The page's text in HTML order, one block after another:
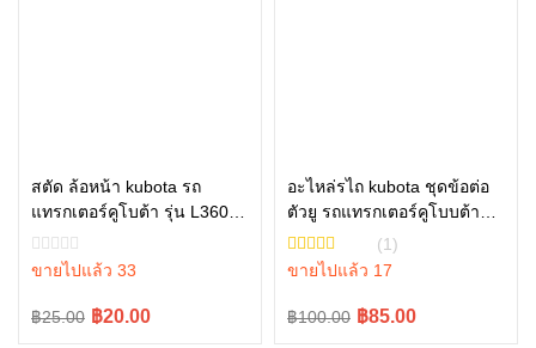
สตัด ล้อหน้า kubota รถ
แทรกเตอร์คูโบต้า รุ่น L3608,
L4018, L4508, L4708,
L5018 tc404-49160
ขายไปแล้ว 33
฿25.00
Original฿20.00
Current
หยิบใส่ตะกร้า
อะไหล่รไถ kubota ชุดข้อต่อ
ตัวยู รถแทรกเตอร์คูโบบต้า
รุ่น L3608, L4708, L3445-
10001
(1)
ขายไปแล้ว 17
฿100.00
Original ฿85.00
Current
หยิบใส่ตะกร้า